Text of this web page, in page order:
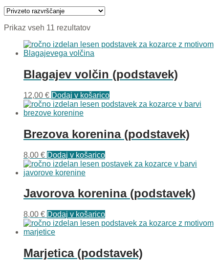
Prikaz vseh 11 rezultatov
Blagajev volčin (podstavek)
12,00 € Dodaj v košarico
Brezova korenina (podstavek)
8,00 € Dodaj v košarico
Javorova korenina (podstavek)
8,00 € Dodaj v košarico
Marjetica (podstavek)